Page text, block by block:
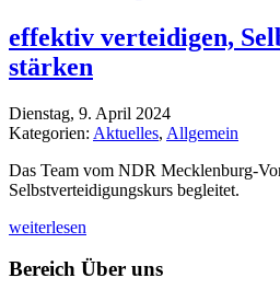
effektiv verteidigen,
stärken
Dienstag, 9. April 2024
Kategorien: Aktuelles, Allgemein
Das Team vom NDR Mecklenburg-
Selbstverteidigungskurs begleitet.
weiterlesen
Bereich Über uns